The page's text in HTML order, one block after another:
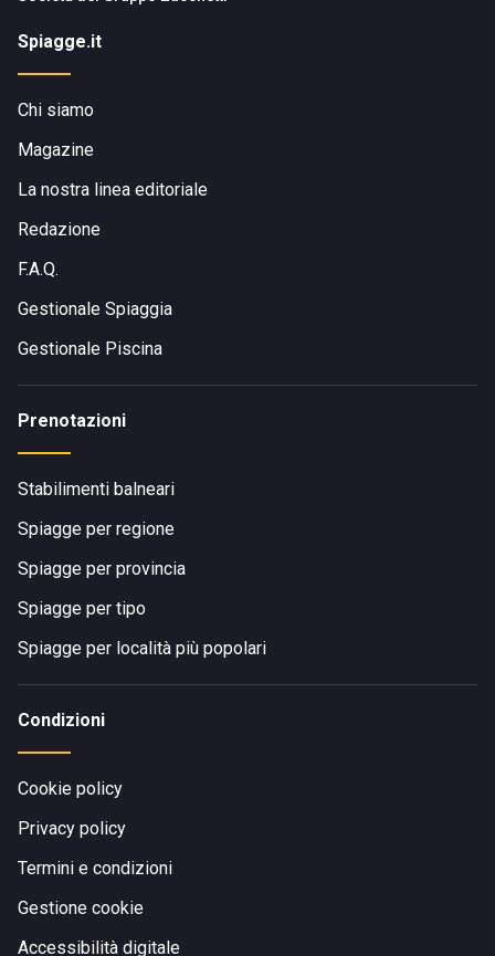
Spiagge.it
Chi siamo
Magazine
La nostra linea editoriale
Redazione
F.A.Q.
Gestionale Spiaggia
Gestionale Piscina
Prenotazioni
Stabilimenti balneari
Spiagge per regione
Spiagge per provincia
Spiagge per tipo
Spiagge per località più popolari
Condizioni
Cookie policy
Privacy policy
Termini e condizioni
Gestione cookie
Accessibilità digitale